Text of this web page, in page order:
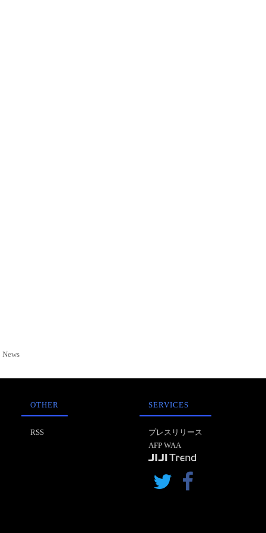
OTHER
RSS
SERVICES
プレスリリース
AFP WAA